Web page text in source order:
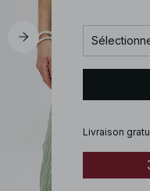
Livraison